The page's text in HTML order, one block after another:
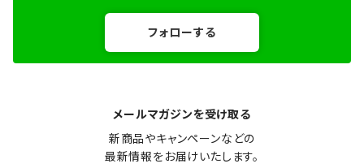
フォローする
メールマガジンを受け取る
新商品やキャンペーンなどの
最新情報をお届けいたします。